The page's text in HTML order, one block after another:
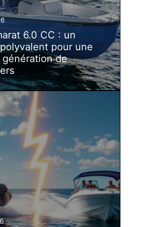
6.0 CC : un
pour une
de